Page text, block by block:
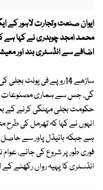
ایوان صنعت وتجارت لاہور کے
اضافے سے انڈسٹری بند اور
ساڑھے 14روپے فی یونٹ
گی، جس سے ہماری مصنوعات
حکومت بجلی مہنگی کرنے کے
انہوں نے کہا کہ تھرمل کی طرح
ہے جبکہ ہائیڈل پاور سے
فوری طور پر شروع کی جائے،
انڈسٹری کا پہیہ رواں رکھنے